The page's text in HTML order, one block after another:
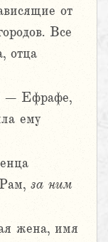
от
Все
отца
– Ефрафе,
ему
за ним
жена, имя